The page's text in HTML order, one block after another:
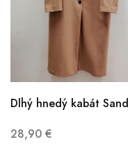
Dlhý hnedý kabát
28,90 €